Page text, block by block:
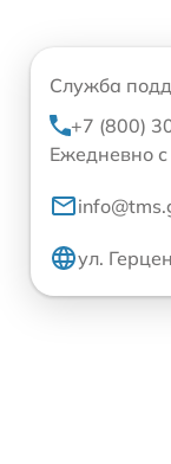
Служба
+7 (800)
Ежедневно
ул.